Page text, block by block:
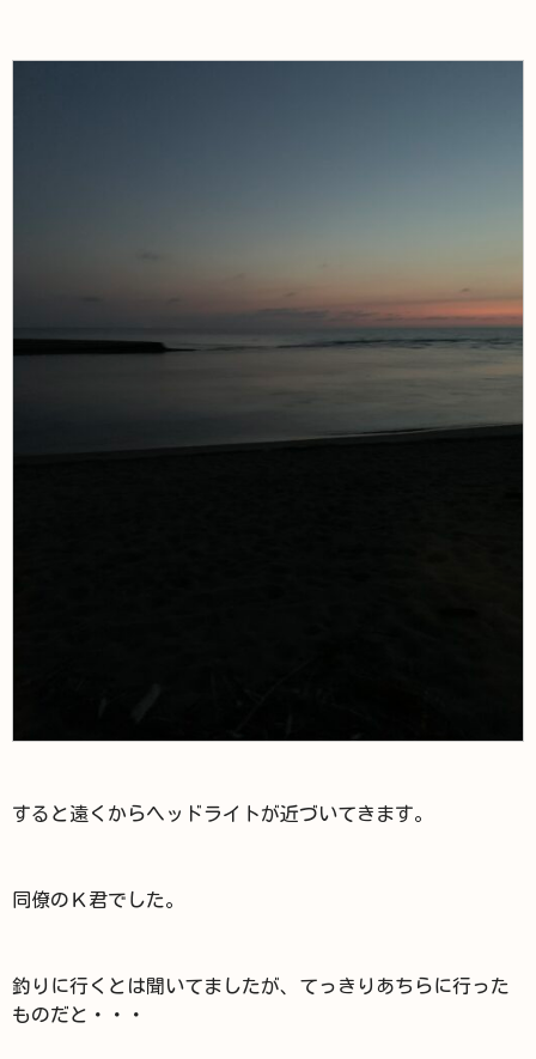
すると遠くからヘッドライトが近づいてきます。
同僚のＫ君でした。
釣りに行くとは聞いてましたが、てっきりあちらに行った
ものだと・・・